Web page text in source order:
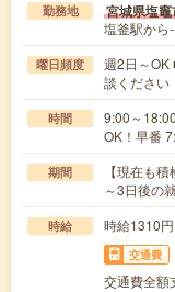
勤務地 宮城県塩竈
塩釜駅から
曜日頻度
週2日～OK
談ください
時間
9:00～
OK！早番
期間
【現在も
～3日後の
時給 時給1310
交通費
交通費全額